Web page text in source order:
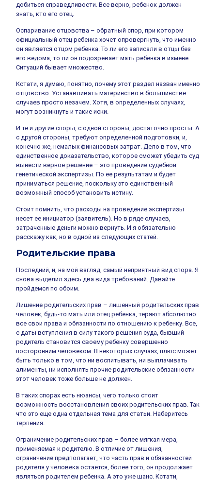
добиться справедливости. Все верно, ребенок должен
знать, кто его отец.
Оспаривание отцовства – обратный спор, при котором
официальный отец ребенка хочет опровергнуть, что именно
он является отцом ребенка. То ли его записали в отцы без
его ведома, то ли он подозревает мать ребенка в измене.
Ситуаций бывает множество.
Кстати, я думаю, понятно, почему этот раздел назван именно
отцовство. Устанавливать материнство в большинстве
случаев просто незачем. Хотя, в определенных случаях,
могут возникнуть и такие иски.
И те и другие споры, с одной стороны, достаточно просты. А
с другой стороны, требуют определенной подготовки, и,
конечно же, немалых финансовых затрат. Дело в том, что
единственное доказательство, которое сможет убедить суд
вынести верное решение – это проведение судебной
генетической экспертизы. По ее результатам и будет
приниматься решение, поскольку это единственный
возможный способ установить истину.
Стоит помнить, что расходы на проведение экспертизы
несет ее инициатор (заявитель). Но в ряде случаев,
затраченные деньги можно вернуть. И я обязательно
расскажу как, но в одной из следующих статей.
Родительские права
Последний, и, на мой взгляд, самый неприятный вид спора. Я
снова выделил здесь два вида требований. Давайте
пройдемся по обоим.
Лишение родительских прав – лишенный родительских прав
человек, будь-то мать или отец ребенка, теряют абсолютно
все свои права и обязанности по отношению к ребенку. Все,
с даты вступления в силу такого решения суда, бывший
родитель становится своему ребенку совершенно
посторонним человеком. В некоторых случаях, плюс может
быть только в том, что ни воспитывать, ни выплачивать
алименты, ни исполнять прочие родительские обязанности
этот человек тоже больше не должен.
В таких спорах есть нюансы, чего только стоит
возможность восстановления своих родительских прав. Так
что это еще одна отдельная тема для статьи. Наберитесь
терпения.
Ограничение родительских прав – более мягкая мера,
применяемая к родителю. В отличие от лишения,
ограничение предполагает, что часть прав и обязанностей
родителя у человека остается, более того, он продолжает
являться родителем ребенка. А это уже шанс. Кстати,